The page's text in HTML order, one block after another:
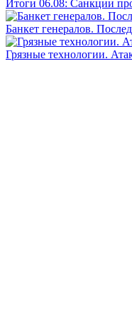
Итоги 06.08: Санкции
Банкет генералов.
Грязные технологии.